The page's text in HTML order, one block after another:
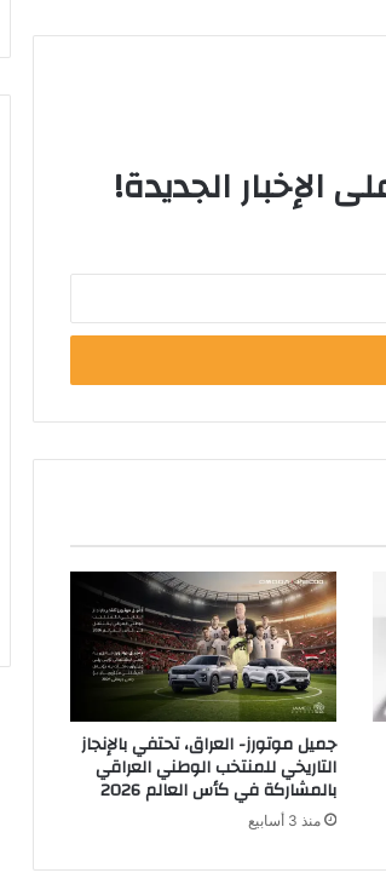
الإخبار الجديدة!
جميل موتورز- العراق، تحتفي بالإنجاز
التاريخي للمنتخب الوطني العراقي
بالمشاركة في كأس العالم 2026
منذ 3 أسابيع